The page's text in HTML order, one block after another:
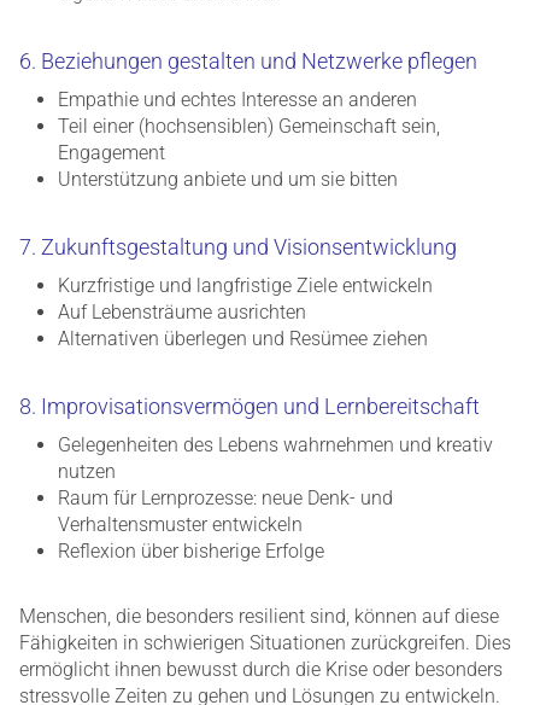
6. Beziehungen gestalten und Netzwerke pflegen
Empathie und echtes Interesse an anderen
Teil einer (hochsensiblen) Gemeinschaft sein,
Engagement
Unterstützung anbiete und um sie bitten
7. Zukunftsgestaltung und Visionsentwicklung
Kurzfristige und langfristige Ziele entwickeln
Auf Lebensträume ausrichten
Alternativen überlegen und Resümee ziehen
8. Improvisationsvermögen und Lernbereitschaft
Gelegenheiten des Lebens wahrnehmen und kreativ
nutzen
Raum für Lernprozesse: neue Denk- und
Verhaltensmuster entwickeln
Reflexion über bisherige Erfolge
Menschen, die besonders resilient sind, können auf diese
Fähigkeiten in schwierigen Situationen zurückgreifen. Dies
ermöglicht ihnen bewusst durch die Krise oder besonders
stressvolle Zeiten zu gehen und Lösungen zu entwickeln.